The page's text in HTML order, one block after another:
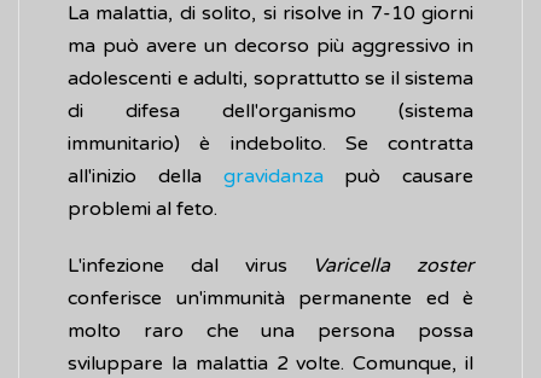
La malattia, di solito, si risolve in 7-10 giorni
ma può avere un decorso più aggressivo in
adolescenti e adulti, soprattutto se il sistema
di difesa dell'organismo (sistema
immunitario) è indebolito. Se contratta
all'inizio della gravidanzapuò causare
problemi al feto.
L'infezione dal virus
Varicella zoster
conferisce un'immunità permanente ed è
molto raro che una persona possa
sviluppare la malattia 2 volte. Comunque, il